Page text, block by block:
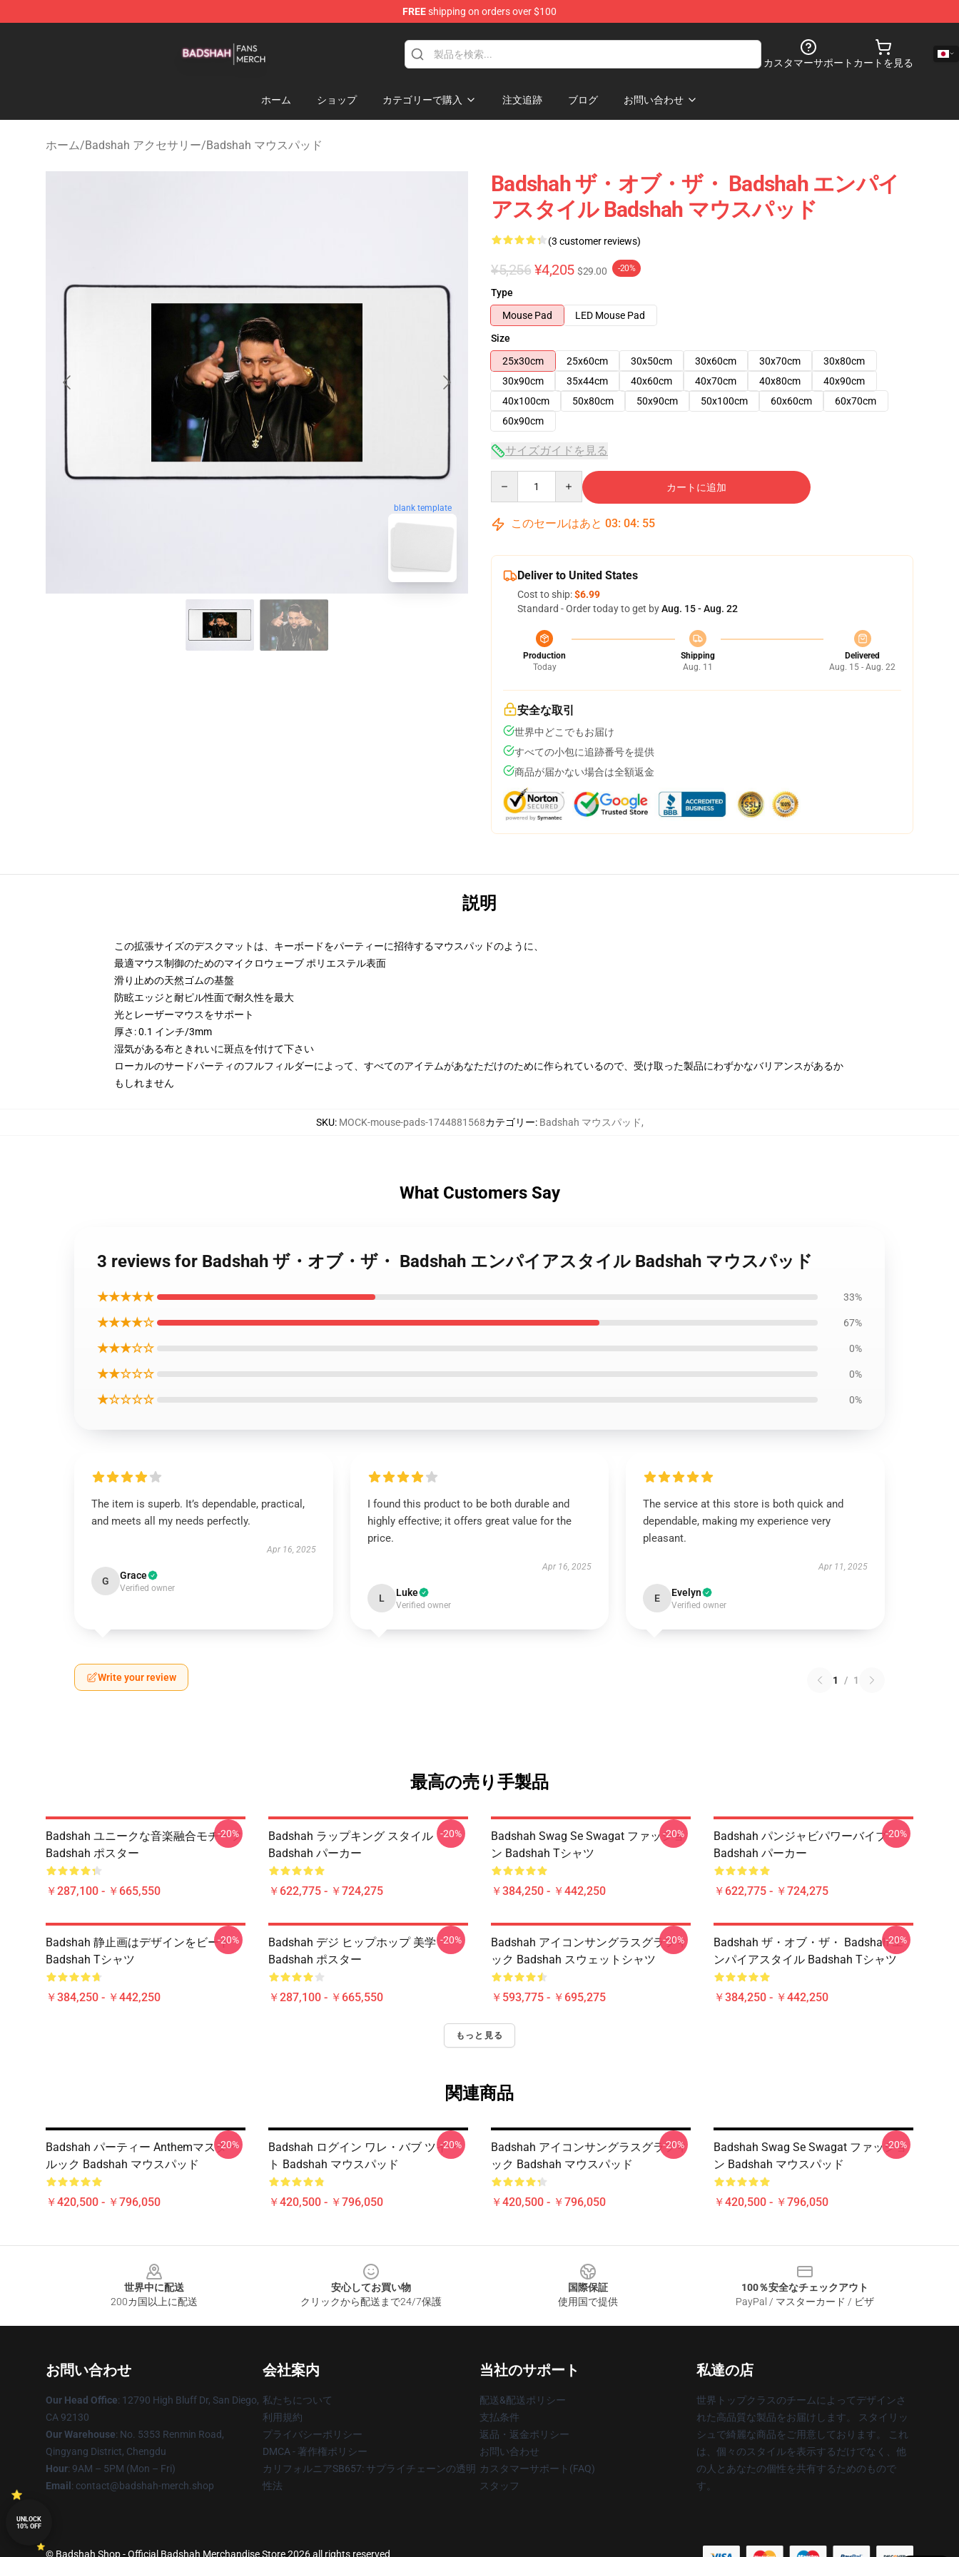
FREEshipping on orders over $100
カスタマーサポート カートを見る
ホーム ショップ カテゴリーで購入 注文追跡 ブログ お問い合わせ
ホーム/Badshah アクセサリー/Badshah マウスパッド
blank template
Badshah ザ・オブ・ザ・ Badshah エンパイ
アスタイル Badshah マウスパッド
(3 customer reviews)
¥5,256 ¥4,205 $29.00 -20%
Type
Mouse Pad
LED Mouse Pad
Size
25x30cm
25x60cm 30x50cm 30x60cm 30x70cm
30x80cm
30x90cm
35x44cm 40x60cm 40x70cm 40x80cm
40x90cm
40x100cm
50x80cm 50x90cm 50x100cm 60x60cm
60x70cm
60x90cm
サイズガイドを見る
カートに追加
このセールはあと 03: 04: 54
Deliver to United States
Cost to ship:$6.99
Standard - Order today to get byAug. 15 - Aug. 22
Production
Today
Shipping
Aug. 11
Delivered
Aug. 15 - Aug. 22
安全な取引
世界中どこでもお届け
すべての小包に追跡番号を提供
商品が届かない場合は全額返金
説明
この拡張サイズのデスクマットは、キーボードをパーティーに招待するマウスパッドのように、
最適マウス制御のためのマイクロウェーブ ポリエステル表面
滑り止めの天然ゴムの基盤
防眩エッジと耐ピル性面で耐久性を最大
光とレーザーマウスをサポート
厚さ: 0.1 インチ/3mm
湿気がある布ときれいに斑点を付けて下さい
ローカルのサードパーティのフルフィルダーによって、すべてのアイテムがあなただけのために作られているので、受け取った製品にわずかなバリアンスがあるか
もしれません
SKU: MOCK-mouse-pads-1744881568カテゴリー: Badshah マウスパッド,
What Customers Say
3 reviews for Badshah ザ・オブ・ザ・ Badshah エンパイアスタイル Badshah マウスパッド
★★★★★ 33%
★★★★☆ 67%
★★★☆☆ 0%
★★☆☆☆ 0%
★☆☆☆☆ 0%
The item is superb. It’s dependable, practical,
and meets all my needs perfectly.
Apr 16, 2025
G Grace
Verified owner
I found this product to be both durable and
highly effective; it offers great value for the
price.
Apr 16, 2025
L Luke
Verified owner
The service at this store is both quick and
dependable, making my experience very
pleasant.
Apr 11, 2025
E Evelyn
Verified owner
Write your review 1 / 1
最高の売り手製品
Badshah ユニークな音楽融合モチーフ
Badshah ポスター
￥287,100 - ￥665,550
-20%
Badshah ラップキング スタイル
Badshah パーカー
￥622,775 - ￥724,275
-20%
Badshah Swag Se Swagat ファッショ
ン Badshah Tシャツ
￥384,250 - ￥442,250
-20%
Badshah パンジャビパワーバイブ
Badshah パーカー
￥622,775 - ￥724,275
-20%
Badshah 静止画はデザインをビート
Badshah Tシャツ
￥384,250 - ￥442,250
-20%
Badshah デジ ヒップホップ 美学
Badshah ポスター
￥287,100 - ￥665,550
-20%
Badshah アイコンサングラスグラフィ
ック Badshah スウェットシャツ
￥593,775 - ￥695,275
-20%
Badshah ザ・オブ・ザ・ Badshah エ
ンパイアスタイル Badshah Tシャツ
￥384,250 - ￥442,250
-20%
もっと見る
関連商品
Badshah パーティー Anthemマスター
ルック Badshah マウスパッド
￥420,500 - ￥796,050
-20%
Badshah ログイン ワレ・バブ ツイー
ト Badshah マウスパッド
￥420,500 - ￥796,050
-20%
Badshah アイコンサングラスグラフィ
ック Badshah マウスパッド
￥420,500 - ￥796,050
-20%
Badshah Swag Se Swagat ファッショ
ン Badshah マウスパッド
￥420,500 - ￥796,050
-20%
世界中に配送
200カ国以上に配送
安心してお買い物
クリックから配送まで24/7保護
国際保証
使用国で提供
100％安全なチェックアウト
PayPal / マスターカード / ビザ
お問い合わせ
Our Head Office: 12790 High Bluff Dr, San Diego,
CA 92130
Our Warehouse: No. 5353 Renmin Road,
Qingyang District, Chengdu
Hour: 9AM – 5PM (Mon – Fri)
Email : contact@badshah-merch.shop
会社案内
私たちについて
利用規約
プライバシーポリシー
DMCA - 著作権ポリシー
カリフォルニアSB657: サプライチェーンの透明
性法
当社のサポート
配送&配送ポリシー
支払条件
返品・返金ポリシー
お問い合わせ
カスタマーサポート(FAQ)
スタッフ
私達の店
世界トップクラスのチームによってデザインさ
れた高品質な製品をお届けします。 スタイリッ
シュで綺麗な商品をご用意しております。 これ
は、個々のスタイルを表示するだけでなく、他
の人とあなたの個性を共有するためのもので
す。
© Badshah Shop - Official Badshah Merchandise Store 2026 all rights reserved
UNLOCK
10% OFF